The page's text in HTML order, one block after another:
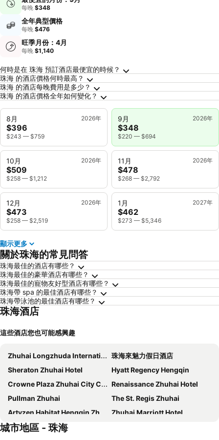
每晚 $348
全年典型價格
每晚 $476
旺季月份：4月
每晚 $1,140
關於珠海的常見問答
何時是在 珠海 預訂酒店最便宜的時候？
珠海 的酒店價格何時最高？
珠海 的酒店每晚費用是多少？
珠海 的酒店價格全年如何變化？
8月 2026年
$396
$243 — $759
9月 2026年
$348
$220 — $694
10月 2026年
$509
$258 — $1,212
11月 2026年
$478
$268 — $2,792
12月 2026年
$473
$258 — $2,519
1月 2027年
$462
$273 — $5,346
顯示更多
關於珠海的常見問答
珠海最佳的酒店有哪些？
珠海最佳的豪華酒店有哪些？
珠海最佳的寵物友好型酒店有哪些？
珠海帶 spa 的最佳酒店有哪些？
珠海帶泳池的最佳酒店有哪些？
珠海酒店
這些酒店您也可能感興趣
Zhuhai Longzhuda International Hotel
珠海來魅力假日酒店
Sheraton Zhuhai Hotel
Hyatt Regency Hengqin
Crowne Plaza Zhuhai City Center By Ihg
Renaissance Zhuhai Hotel
Pullman Zhuhai
The St. Regis Zhuhai
Artyzen Habitat Hengqin Zhuhai
Zhuhai Marriott Hotel
Palm Spring Hotel
城市地區 - 珠海